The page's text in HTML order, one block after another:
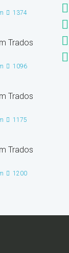
1374
Trados
1096
Trados
1175
Trados
1200